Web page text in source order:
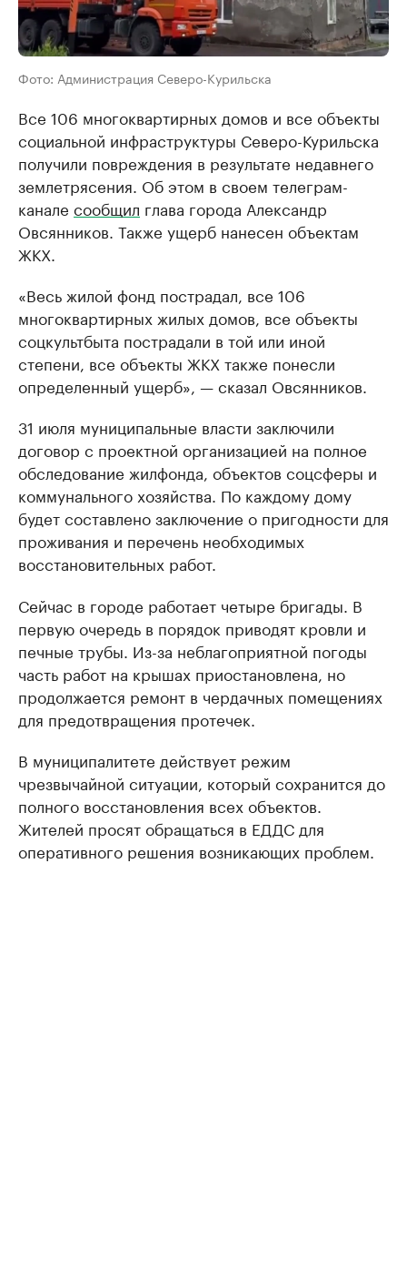
Фото: Администрация Северо-Курильска
Все 106 многоквартирных домов и все объекты
социальной инфраструктуры Северо-Курильска
получили повреждения в результате недавнего
землетрясения. Об этом в своем телеграм-
канале сообщил глава города Александр
Овсянников. Также ущерб нанесен объектам
ЖКХ.
«Весь жилой фонд пострадал, все 106
многоквартирных жилых домов, все объекты
соцкультбыта пострадали в той или иной
степени, все объекты ЖКХ также понесли
определенный ущерб», — сказал Овсянников.
31 июля муниципальные власти заключили
договор с проектной организацией на полное
обследование жилфонда, объектов соцсферы и
коммунального хозяйства. По каждому дому
будет составлено заключение о пригодности для
проживания и перечень необходимых
восстановительных работ.
Сейчас в городе работает четыре бригады. В
первую очередь в порядок приводят кровли и
печные трубы. Из-за неблагоприятной погоды
часть работ на крышах приостановлена, но
продолжается ремонт в чердачных помещениях
для предотвращения протечек.
В муниципалитете действует режим
чрезвычайной ситуации, который сохранится до
полного восстановления всех объектов.
Жителей просят обращаться в ЕДДС для
оперативного решения возникающих проблем.